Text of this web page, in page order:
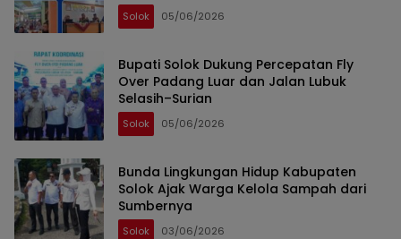
Solok 05/06/2026
Bupati Solok Dukung Percepatan Fly
Over Padang Luar dan Jalan Lubuk
Selasih–Surian
Solok 05/06/2026
Bunda Lingkungan Hidup Kabupaten
Solok Ajak Warga Kelola Sampah dari
Sumbernya
Solok 03/06/2026